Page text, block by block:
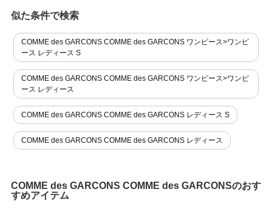
似た条件で検索
COMME des GARCONS COMME des GARCONS ワンピース>ワンピ
ース レディース S
COMME des GARCONS COMME des GARCONS ワンピース>ワンピ
ース レディース
COMME des GARCONS COMME des GARCONS レディース S
COMME des GARCONS COMME des GARCONS レディース
COMME des GARCONS COMME des GARCONSのおす
すめアイテム